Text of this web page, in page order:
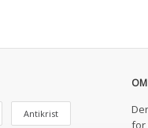
Antikrist
for